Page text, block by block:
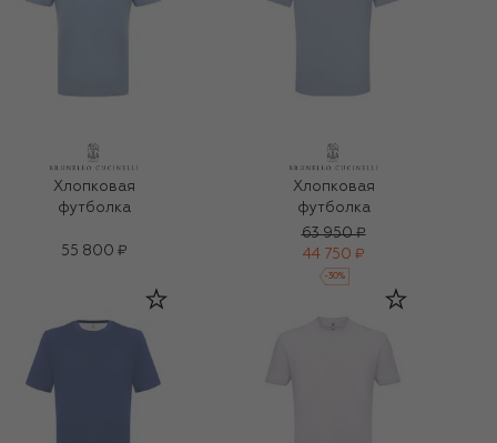
Хлопковая
футболка
55 800 ₽
Хлопковая
футболка
63 950 ₽
44 750 ₽
-30%